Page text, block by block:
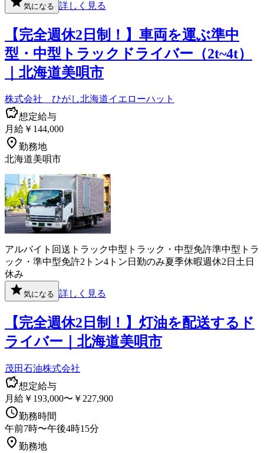
気になる 詳しく見る
【完全週休2日制！】車両を運ぶ準中
型・中型トラックドライバー（2t~4t）
｜北海道美唄市
株式会社 ひがし北海道イエローハット
想定給与
月給￥144,000
勤務地
北海道美唄市
アルバイト 回送 トラック中型トラック・中型免許準中型トラ
ック・準中型免許2トン4トン 日勤のみ夏季休暇週休2日 土日
休み
気になる 詳しく見る
【完全週休2日制！】灯油を配送するド
ライバー｜北海道美唄市
茂田石油株式会社
想定給与
月給￥193,000〜￥227,900
勤務時間
午前7時〜午後4時15分
勤務地